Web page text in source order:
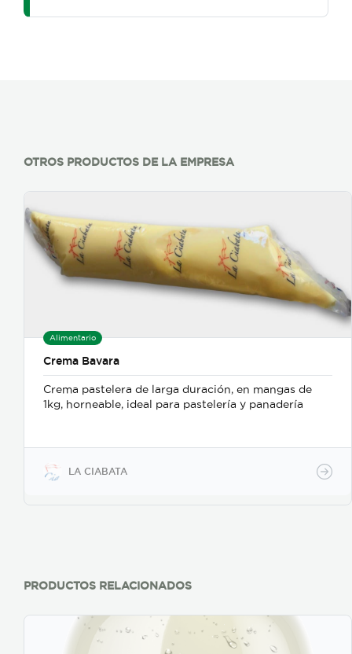
OTROS PRODUCTOS DE LA EMPRESA
Alimentario
Crema Bavara
Crema pastelera de larga duración, en mangas de
1kg, horneable, ideal para pastelería y panadería
LA CIABATA
PRODUCTOS RELACIONADOS